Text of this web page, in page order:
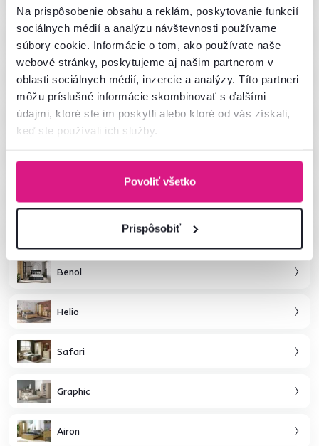
Na prispôsobenie obsahu a reklám, poskytovanie funkcií
sociálnych médií a analýzu návštevnosti používame
súbory cookie. Informácie o tom, ako používate naše
webové stránky, poskytujeme aj našim partnerom v
oblasti sociálnych médií, inzercie a analýzy. Títo partneri
môžu príslušné informácie skombinovať s ďalšími
údajmi, ktoré ste im poskytli alebo ktoré od vás získali,
keď ste používali ich služby.
Povoliť všetko
Prispôsobiť
Eyco
Florens
Benol
Helio
Safari
Graphic
Airon